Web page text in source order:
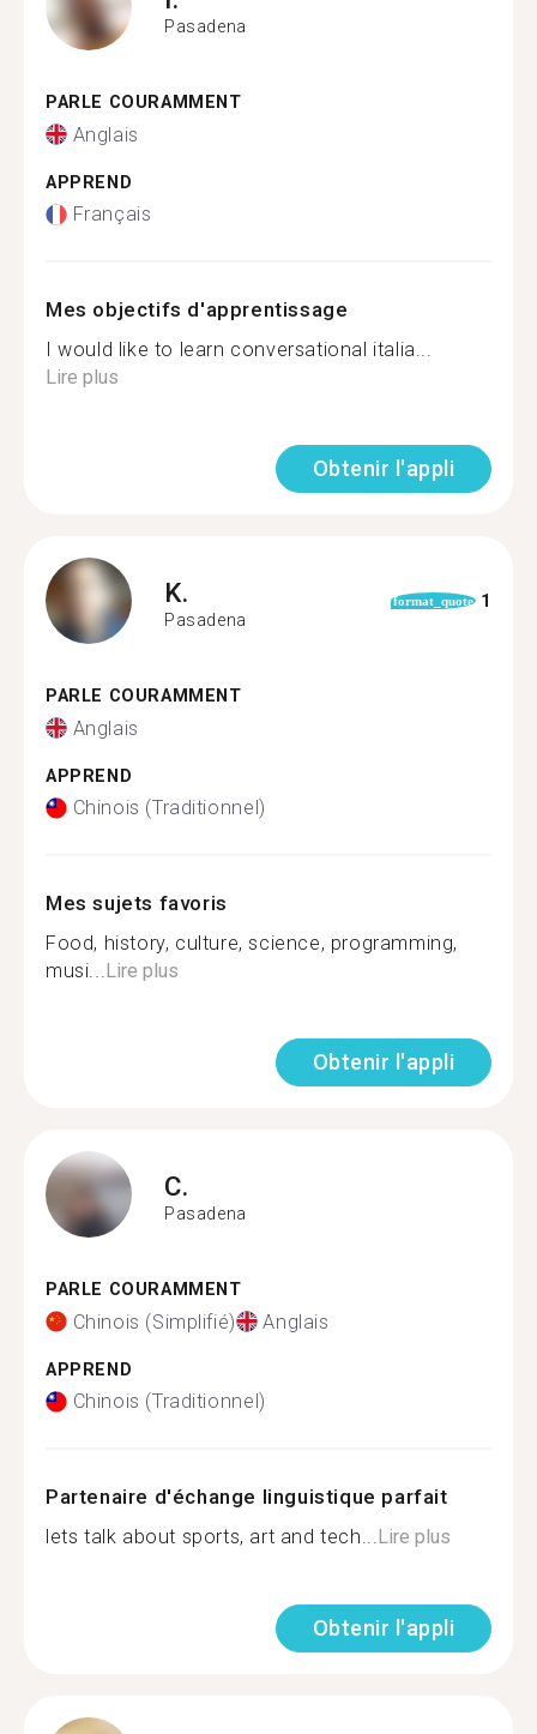
Pasadena
PARLE COURAMMENT
Anglais
APPREND
Français
Mes objectifs d'apprentissage
I would like to learn conversational italia...
Lire plus
Obtenir l'appli
K.
Pasadena
format_quote 1
PARLE COURAMMENT
Anglais
APPREND
Chinois (Traditionnel)
Mes sujets favoris
Food, history, culture, science, programming,
musi...Lire plus
Obtenir l'appli
C.
Pasadena
PARLE COURAMMENT
Chinois (Simplifié) Anglais
APPREND
Chinois (Traditionnel)
Partenaire d'échange linguistique parfait
lets talk about sports, art and tech...Lire plus
Obtenir l'appli